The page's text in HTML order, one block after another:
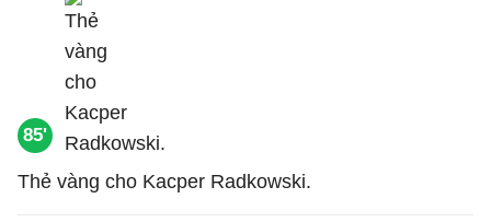
85'
Thẻ vàng cho Kacper Radkowski.